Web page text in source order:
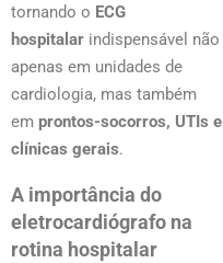
tornando o ECG
hospitalar indispensável não
apenas em unidades de
cardiologia, mas também
em prontos-socorros, UTIs e
clínicas gerais.
A importância do
eletrocardiógrafo na
rotina hospitalar